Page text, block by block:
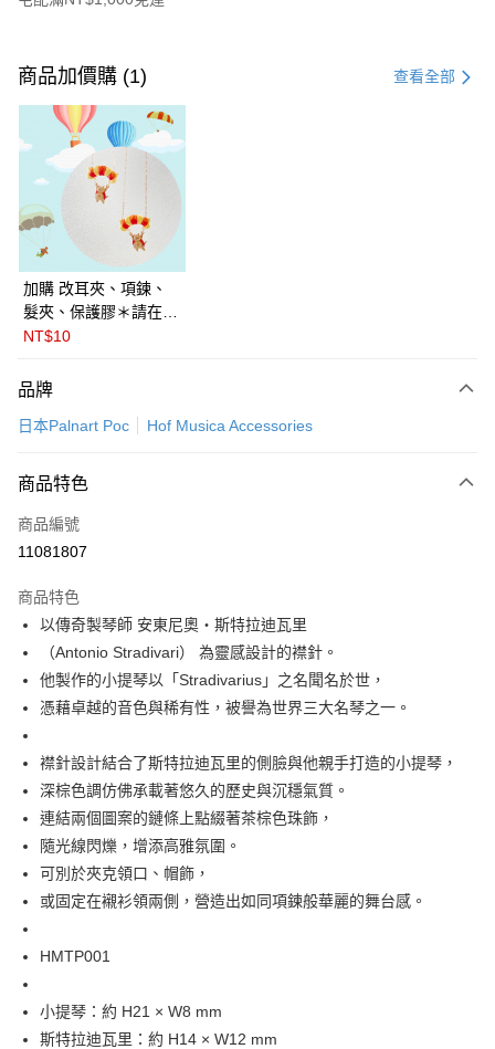
信用卡一次付款
LINE Pay
Apple Pay
Google Pay
全盈+PAY
ATM付款
每筆NT$60
付款後萊爾富取貨
付款後7-11取貨
宅配
每筆NT$60，滿NT$1,000(含以上)免運費
海外配送
商品加價購 (1) 查看全部
加購 改耳夾、項鍊、
髮夾、保護膠＊請在訂
單備註商品及欲修改的
PalnartPoc + 🇬🇧英國
FABLE 寓言
NT$10
品牌
日本Palnart Poc Hof Musica Accessories
商品特色
商品編號
11081807
商品特色
以傳奇製琴師 安東尼奧・斯特拉迪瓦里
（Antonio Stradivari） 為靈感設計的襟針。
他製作的小提琴以「Stradivarius」之名聞名於世，
憑藉卓越的音色與稀有性，被譽為世界三大名琴之一。
襟針設計結合了斯特拉迪瓦里的側臉與他親手打造的小提琴，
深棕色調仿佛承載著悠久的歷史與沉穩氣質。
連結兩個圖案的鏈條上點綴著茶棕色珠飾，
隨光線閃爍，增添高雅氛圍。
可別於夾克領口、帽飾，
或固定在襯衫領兩側，營造出如同項鍊般華麗的舞台感。
HMTP001
小提琴：約 H21 × W8 mm
斯特拉迪瓦里：約 H14 × W12 mm